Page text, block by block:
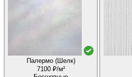
Палермо (Шелк)
7100 ₽/м²